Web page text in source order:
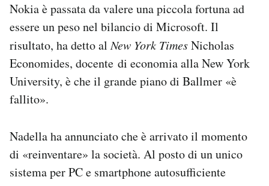
Nokia è passata da valere una piccola fortuna ad
essere un peso nel bilancio di Microsoft. Il
risultato, ha detto alNew York TimesNicholas
Economides, docente di economia alla New York
University, è che il grande piano di Ballmer «è
fallito».
Nadella ha annunciato che è arrivato il momento
di «reinventare» la società. Al posto di un unico
sistema per PC e smartphone autosufficiente